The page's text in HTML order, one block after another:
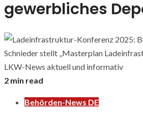
gewerbliches
2 min read
Behörden-News DE